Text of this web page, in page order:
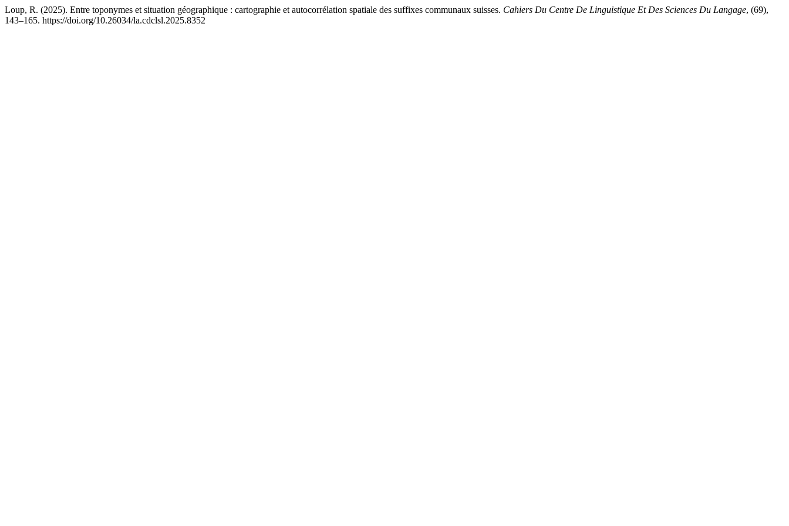
Loup, R. (2025). Entre toponymes et situation géographique : cartographie et autocorrélation spatiale des suffixes communaux suisses. Cahiers Du Centre De Linguistique Et Des Sciences Du Langage, (69),
143–165. https://doi.org/10.26034/la.cdclsl.2025.8352